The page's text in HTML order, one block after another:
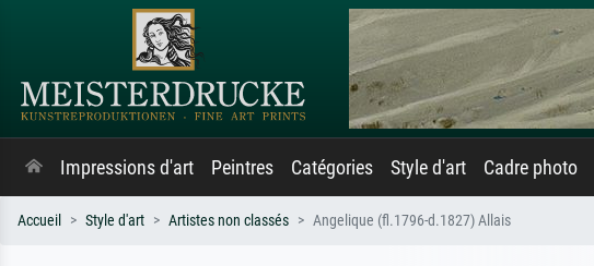
Impressions d'art Peintres Catégories Style d'art Cadre photo
Accueil Style d'art Artistes non classés Angelique (fl.1796-d.1827) Allais